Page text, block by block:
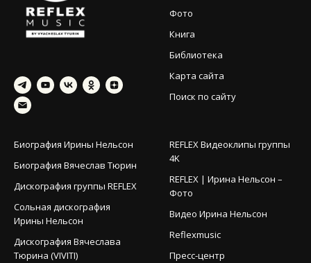
Фото
Книга
Библиотека
Карта сайта
Поиск по сайту
Биография Ирины Нельсон
Биография Вячеслав Тюрин
Дискография группы REFLEX
Сольная дискография
Ирины Нельсон
Дискография Вячеслава
Тюрина (VIVITI)
REFLEX Видеоклипы группы
4K
REFLEX | Ирина Нельсон –
Фото
Видео Ирина Нельсон
Reflexmusic
Пресс-центр